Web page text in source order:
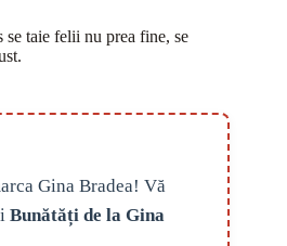
se taie felii nu prea fine, se
Gina Bradea! Vă
Bunătăți de la Gina